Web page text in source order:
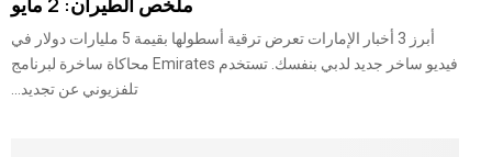
أبرز 3 أخبار الإمارات تعرض ترقية أسطولها بقيمة 5 مليارات دولار في
فيديو ساخر جديد لدبي بنفسك. تستخدم Emirates محاكاة ساخرة لبرنامج
تلفزيوني عن تجديد...